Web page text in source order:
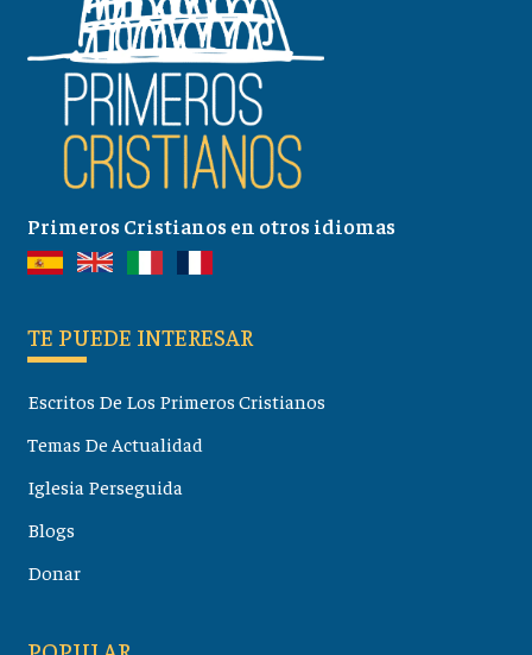
Primeros Cristianos en otros idiomas
TE PUEDE INTERESAR
Escritos De Los Primeros Cristianos
Temas De Actualidad
Iglesia Perseguida
Blogs
Donar